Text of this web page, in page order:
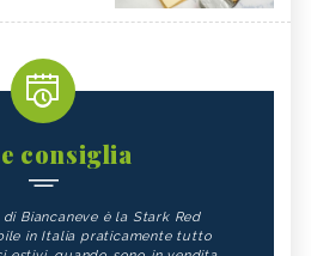
consiglia
Biancaneve è la Stark Red
in Italia praticamente tutto